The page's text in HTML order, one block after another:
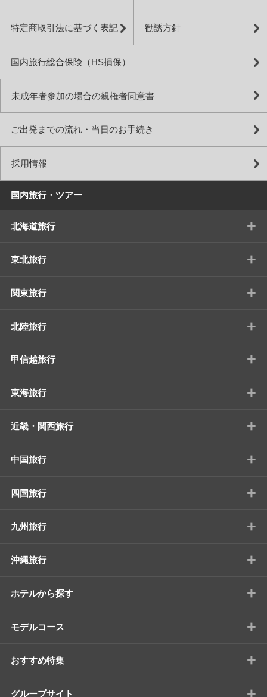
特定商取引法に基づく表記 勧誘方針
国内旅行総合保険（HS損保）
未成年者参加の場合の親権者同意書
ご出発までの流れ・当日のお手続き
採用情報
国内旅行・ツアー
北海道旅行 +
東北旅行 +
関東旅行 +
北陸旅行 +
甲信越旅行 +
東海旅行 +
近畿・関西旅行 +
中国旅行 +
四国旅行 +
九州旅行 +
沖縄旅行 +
ホテルから探す +
モデルコース +
おすすめ特集 +
グループサイト +